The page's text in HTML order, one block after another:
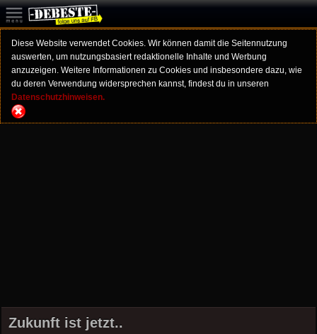
Diese Website verwendet Cookies. Wir können damit die Seitennutzung
auswerten, um nutzungsbasiert redaktionelle Inhalte und Werbung
anzuzeigen. Weitere Informationen zu Cookies und insbesondere dazu, wie
du deren Verwendung widersprechen kannst, findest du in unseren
Datenschutzhinweisen.
Zukunft ist jetzt..